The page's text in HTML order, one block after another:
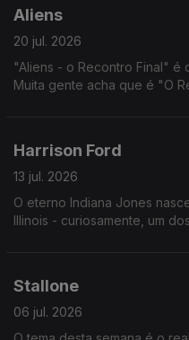
Aliens
20 jul. 2026
"Aliens - o Recontro Final" é
Muita gente acha que é "O
Harrison Ford
13 jul. 2026
O eterno Indiana Jones
Illinois - curiosamente, um
Stallone
06 jul. 2026